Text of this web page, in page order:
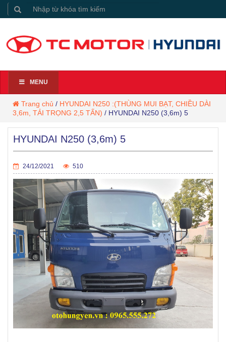
MENU
Trang chủ / HYUNDAI N250 :(THÙNG MUI BẠT, CHIỀU DÀI
3,6m, TẢI TRỌNG 2,5 TẤN) / HYUNDAI N250 (3,6m) 5
HYUNDAI N250 (3,6m) 5
24/12/2021 510